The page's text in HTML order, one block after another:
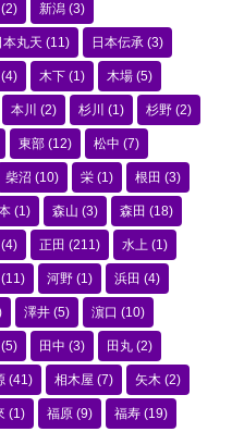
(2) 新潟 (3)
本丸天 (11) 日本伝承 (3)
(4) 木下 (1) 木場 (5)
本川 (2) 杉川 (1) 杉野 (2)
東部 (12) 松中 (7)
柴沼 (10) 栄 (1) 根田 (3)
(1) 森山 (3) 森田 (18)
(4) 正田 (211) 水上 (1)
(11) 河野 (1) 浜田 (4)
澤井 (5) 濵口 (10)
(5) 田中 (3) 田丸 (2)
(41) 相木屋 (7) 矢木 (2)
(1) 福原 (9) 福寿 (19)